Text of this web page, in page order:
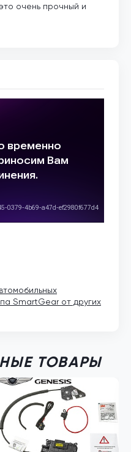
очень прочный и
SmartGear от других
ТОВАРЫ